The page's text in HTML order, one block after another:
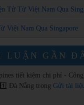
Tử Từ Việt Nam Qua
Việt Nam Qua Singapore
LUẬN GẦN
tiết kiệm chi phí -
Đà Nẵng trong Gửi tài